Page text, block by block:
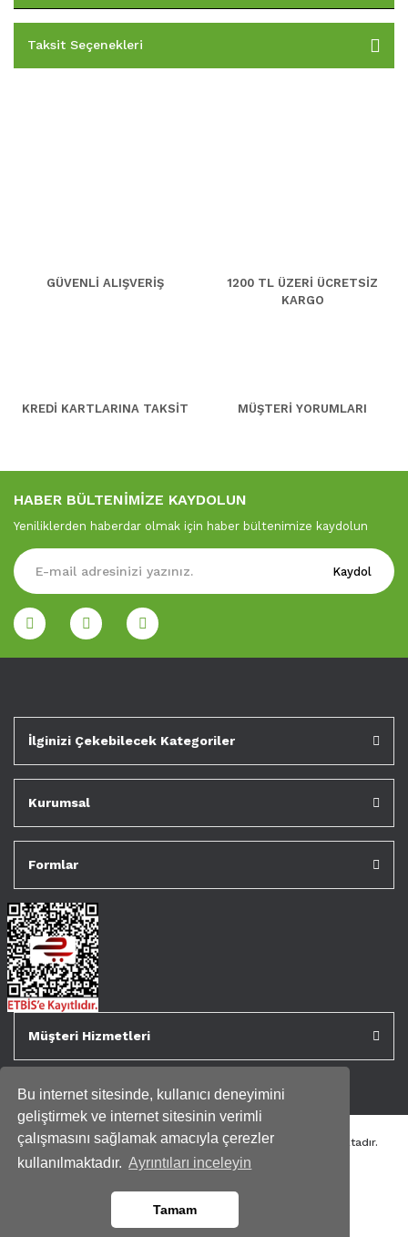
Bu internet sitesinde, kullanıcı deneyimini
geliştirmek ve internet sitesinin verimli
çalışmasını sağlamak amacıyla çerezler
kullanılmaktadır. Ayrıntıları inceleyin
Tamam
Taksit Seçenekleri
GÜVENLİ ALIŞVERİŞ
1200 TL ÜZERİ ÜCRETSİZ
KARGO
KREDİ KARTLARINA TAKSİT MÜŞTERİ YORUMLARI
HABER BÜLTENİMİZE KAYDOLUN
Yeniliklerden haberdar olmak için haber bültenimize kaydolun
Kaydol
İlginizi Çekebilecek Kategoriler
Kurumsal
Formlar
Müşteri Hizmetleri
Tüm kredi kartı bilgileriniz 256bit SSL Sertifikası ile korunmaktadır.
Genispencere.com Tüm Hakları Saklıdır.